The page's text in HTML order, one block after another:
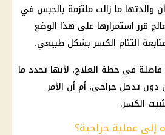
والدتها ما زالت ملتزمة بالجبس في
قرر استمرارها على هذا الوضع
في خطة العلاج، لأنها تحدد ما
دون تدخل جراحي، أم أن الأمر
الكسر.
عملية جراحية؟